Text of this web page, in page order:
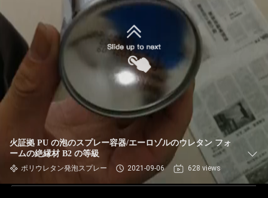
火証拠 PU の泡のスプレー容器/エーロゾルのウレタン フォ
ームの絶縁材 B2 の等級
ポリウレタン発泡スプレー 2021-09-06 628 views